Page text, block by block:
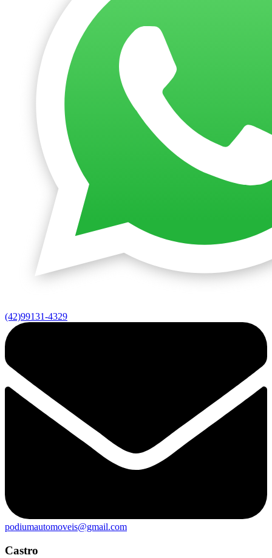
(42)99131-4329
podiumautomoveis@gmail.com
Castro